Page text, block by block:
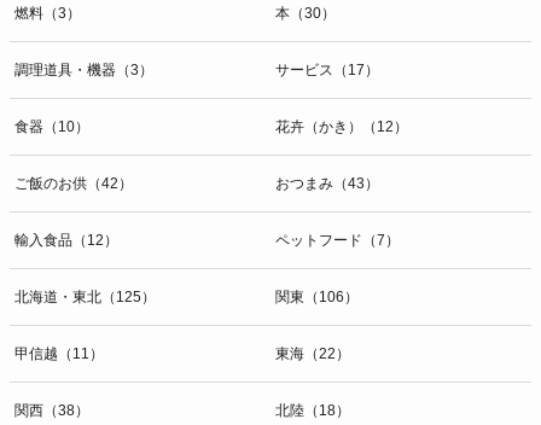
燃料（3） 本（30）
調理道具・機器（3） サービス（17）
食器（10） 花卉（かき）（12）
ご飯のお供（42） おつまみ（43）
輸入食品（12） ペットフード（7）
北海道・東北（125） 関東（106）
甲信越（11） 東海（22）
関西（38） 北陸（18）